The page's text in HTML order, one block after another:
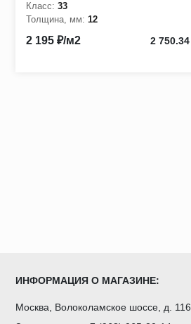
Класс: 33
Толщина, мм: 12
2 195 ₽/м2 2
ИНФОРМАЦИЯ О МАГАЗИНЕ:
Москва, Волоколамское шоссе, д.